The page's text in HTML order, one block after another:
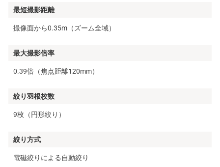
最短撮影距離
撮像面から0.35m（ズーム全域）
最大撮影倍率
0.39倍（焦点距離120mm）
絞り羽根枚数
9枚（円形絞り）
絞り方式
電磁絞りによる自動絞り